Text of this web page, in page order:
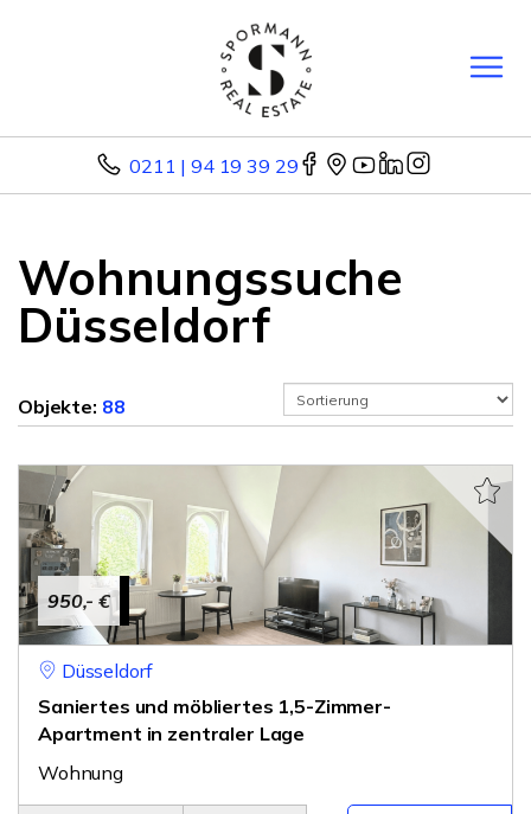
0211 | 94 19 39 29
Wohnungssuche
Düsseldorf
Objekte: 88
950,- €
Düsseldorf
Saniertes und möbliertes 1,5-Zimmer-
Apartment in zentraler Lage
Wohnung